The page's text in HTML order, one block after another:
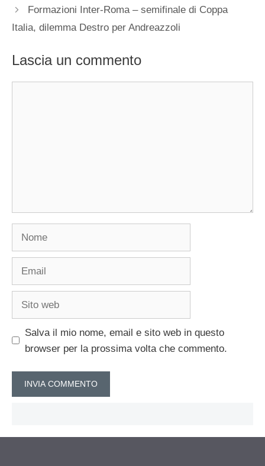
Formazioni Inter-Roma – semifinale di Coppa
Italia, dilemma Destro per Andreazzoli
Lascia un commento
Nome
Email
Sito
Salva il mio nome, email e sito web in questo
browser per la prossima volta che commento.